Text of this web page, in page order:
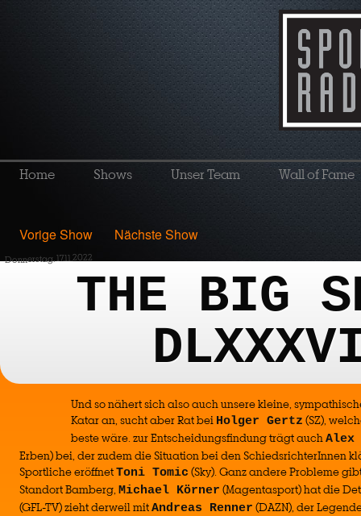
Home Shows Unser Team Wall of Fame
Vorige Show Nächste Show
Donnerstag, 17.11.2022
THE BIG
Und so nähert sich also auch unsere kleine,
Katar an, sucht aber Rat bei Holger Gertz (SZ),
beste wäre. zur Entscheidungsfindung trägt auchAlex
Erben) bei, der zudem die Situation bei den SchiedsrichterInnen
Sportliche eröffnetToni Tomic (Sky). Ganz andere Probleme
Standort Bamberg, Michael Körner (Magentasport) hat die
(GFL-TV) zieht derweil mitAndreas Renner (DAZN), der